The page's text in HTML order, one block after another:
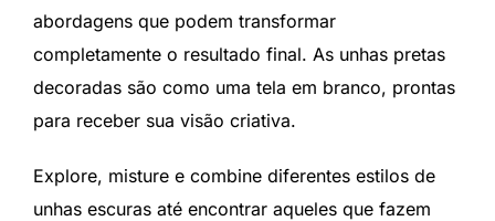
abordagens que podem transformar
completamente o resultado final. As unhas pretas
decoradas são como uma tela em branco, prontas
para receber sua visão criativa.
Explore, misture e combine diferentes estilos de
unhas escuras até encontrar aqueles que fazem